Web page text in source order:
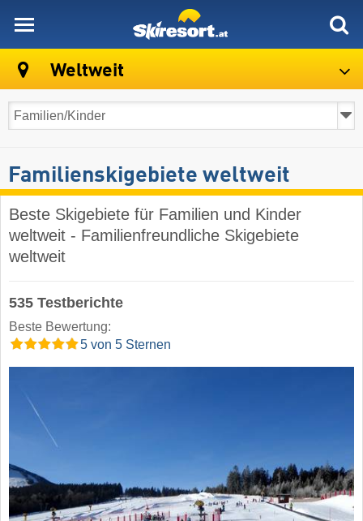
Weltweit
Familienskigebiete weltweit
Beste Skigebiete für Familien und Kinder
weltweit - Familienfreundliche Skigebiete
weltweit
535 Testberichte
Beste Bewertung:
5 von 5 Sternen